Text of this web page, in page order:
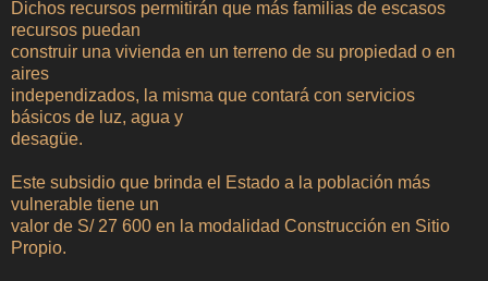
Dichos recursos permitirán que más familias de escasos
recursos puedan
construir una vivienda en un terreno de su propiedad o en
aires
independizados, la misma que contará con servicios
básicos de luz, agua y
desagüe.
Este subsidio que brinda el Estado a la población más
vulnerable tiene un
valor de S/ 27 600 en la modalidad Construcción en Sitio
Propio.